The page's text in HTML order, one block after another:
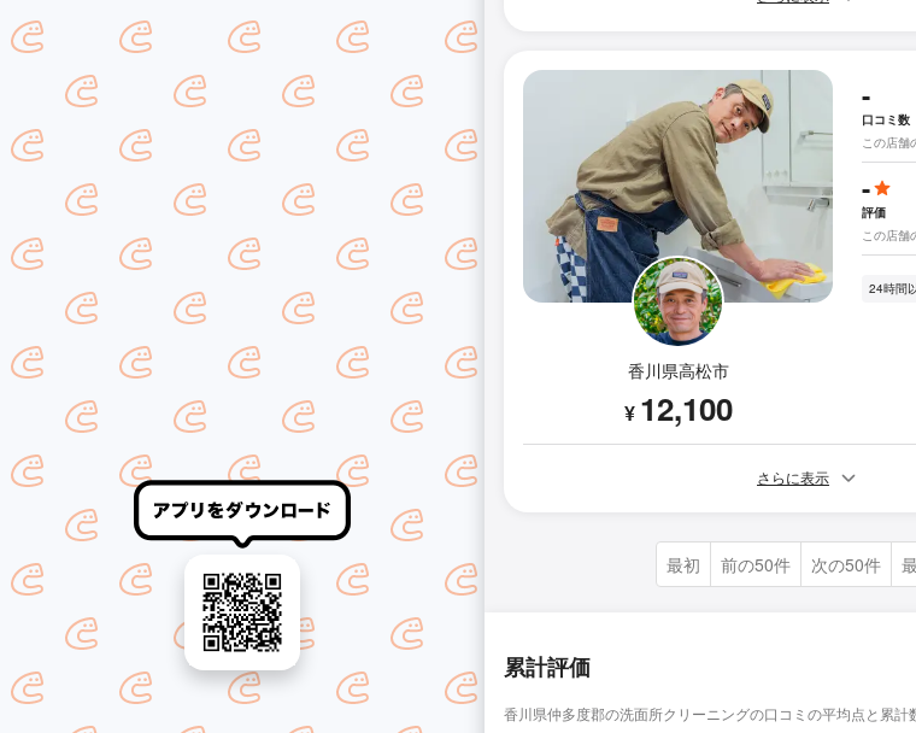
香川県高松市
¥ 12,100
-
口コミ数
この店舗
-
評価
この店舗
24時間
さらに表示
最初 前の50件 次の50件
累計評価
香川県仲多度郡の洗面所クリーニングの口コミの平均点と累計